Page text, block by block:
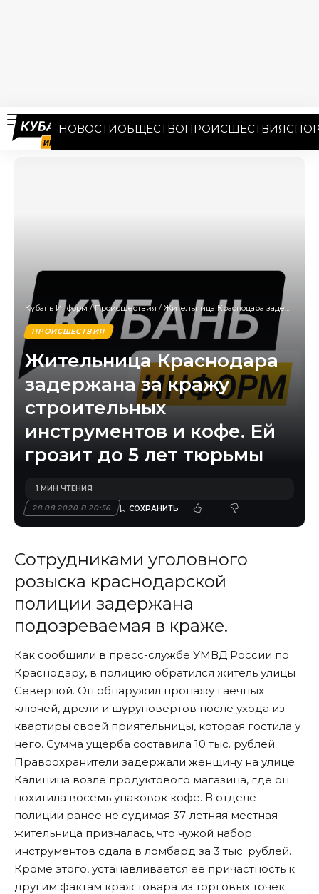
НОВОСТИОБЩЕСТВОПРОИСШЕСТВИЯ
Кубань Информ /Происшествия / Жительница Краснодара задержана за кражу строительных инструментов и кофе. Ей грозит до 5 лет тюрьмы
ПРОИСШЕСТВИЯ
Жительница Краснодара
задержана за кражу
строительных
инструментов и кофе. Ей
грозит до 5 лет тюрьмы
28.08.2020 В 20:56
1 МИН ЧТЕНИЯ
Сотрудниками уголовного
розыска краснодарской
полиции задержана
подозреваемая в краже.
Как сообщили в пресс-службе УМВД России по
Краснодару, в полицию обратился житель улицы
Северной. Он обнаружил пропажу гаечных
ключей, дрели и шуруповертов после ухода из
квартиры своей приятельницы, которая гостила у
него. Сумма ущерба составила 10 тыс. рублей.
Правоохранители задержали женщину на улице
Калинина возле продуктового магазина, где он
похитила восемь упаковок кофе. В отделе
полиции ранее не судимая 37-летняя местная
жительница призналась, что чужой набор
инструментов сдала в ломбард за 3 тыс. рублей.
Кроме этого, устанавливается ее причастность к
другим фактам краж товара из торговых точек.